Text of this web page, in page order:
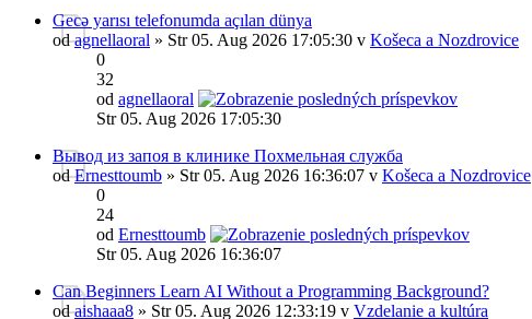
Gecə yarısı telefonumda açılan dünya
odagnellaoral » Str 05. Aug 2026 17:05:30 v Košeca a Nozdrovice
0
32
od agnellaoral
Str 05. Aug 2026 17:05:30
Вывод из запоя в клинике Похмельная служба
odErnesttoumb » Str 05. Aug 2026 16:36:07 v Košeca a Nozdrovice
0
24
od Ernesttoumb
Str 05. Aug 2026 16:36:07
Can Beginners Learn AI Without a Programming Background?
odaishaaa8 » Str 05. Aug 2026 12:33:19 v Vzdelanie a kultúra